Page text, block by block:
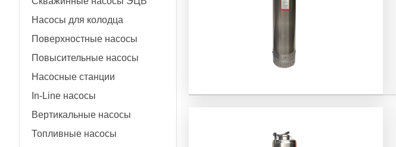
Насосы для колодца
Поверхностные насосы
Повысительные насосы
Насосные станции
In-Line насосы
Вертикальные насосы
Топливные насосы